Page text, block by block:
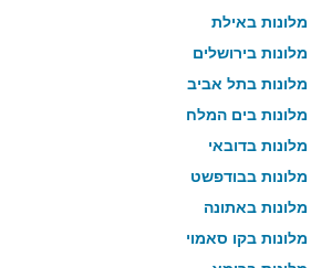
מלונות באילת
מלונות בירושלים
מלונות בתל אביב
מלונות בים המלח
מלונות בדובאי
מלונות בבודפשט
מלונות באתונה
מלונות בקו סאמוי